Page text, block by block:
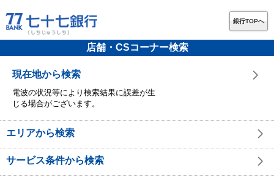
銀行TOPへ
店舗・CSコーナー検索
現在地から検索
電波の状況等により検索結果に誤差が生
じる場合がございます。
エリアから検索
サービス条件から検索